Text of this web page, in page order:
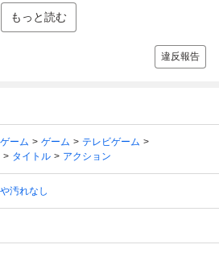
もっと読む
違反報告
ーム ゲーム
テレビゲーム
タイトル アクション
汚れなし